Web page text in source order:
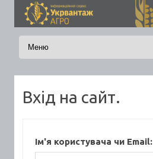
Skip to content
Вхід на сайт.
Ім'я користувача чи Email: